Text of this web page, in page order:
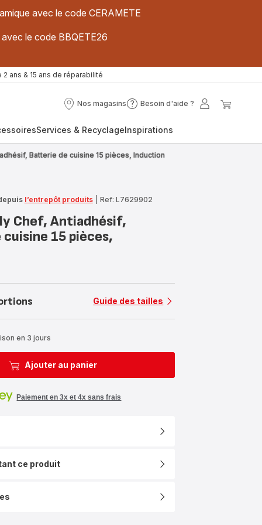
avec le code CERAMETE
le code BBQETE26
2 ans & 15 ans de réparabilité
Nos magasins
Nos
Besoin d'aide ?
Besoin
?
Mon
Services & RecyclageInspirations
Batterie de cuisine 15 pièces, Induction
l’entrepôt produits Ref: L7629902
Chef, Antiadhésif,
15 pièces,
Guide des tailles
en 3 jours
Ajouter au panier
Paiement en 3x et 4x sans frais
ce produit